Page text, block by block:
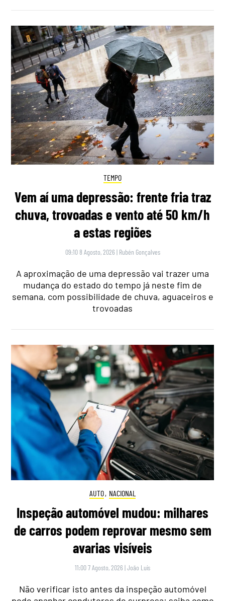
TEMPO
Vem aí uma depressão: frente fria traz
chuva, trovoadas e vento até 50 km/h
a estas regiões
09:10 8 Agosto, 2026 | Rubén Gonçalves
A aproximação de uma depressão vai trazer uma
mudança do estado do tempo já neste fim de
semana, com possibilidade de chuva, aguaceiros e
trovoadas
AUTO, NACIONAL
Inspeção automóvel mudou: milhares
de carros podem reprovar mesmo sem
avarias visíveis
11:00 7 Agosto, 2026 |João Luís
Não verificar isto antes da inspeção automóvel